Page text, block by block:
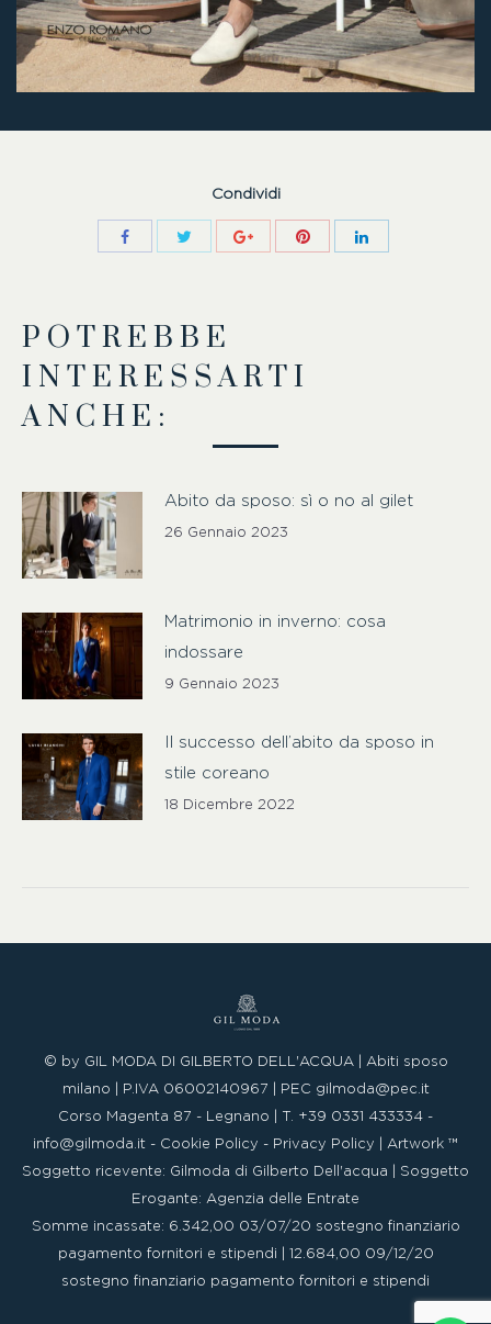
Condividi
POTREBBE
INTERESSARTI
ANCHE:
Abito da sposo: sì o no al gilet
26 Gennaio 2023
Matrimonio in inverno: cosa
indossare
9 Gennaio 2023
Il successo dell’abito da sposo in
stile coreano
18 Dicembre 2022
© by GIL MODA DI GILBERTO DELL'ACQUA | Abiti sposo
milano | P.IVA 06002140967 |
PEC gilmoda@pec.it
Corso Magenta 87 - Legnano | T. +39 0331 433334 -
info@gilmoda.it - Cookie Policy - Privacy Policy
Artwork ™
Soggetto ricevente: Gilmoda di Gilberto Dell'acqua | Soggetto
Erogante: Agenzia delle Entrate
Somme incassate: 6.342,00 03/07/20 sostegno finanziario
pagamento fornitori e stipendi | 12.684,00 09/12/20
sostegno finanziario pagamento fornitori e stipendi